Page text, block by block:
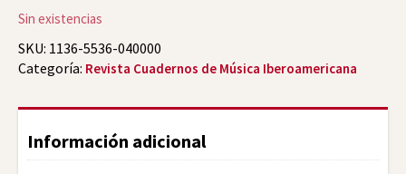
Sin existencias
SKU: 1136-5536-040000
Categoría: Revista Cuadernos de Música Iberoamericana
Información adicional